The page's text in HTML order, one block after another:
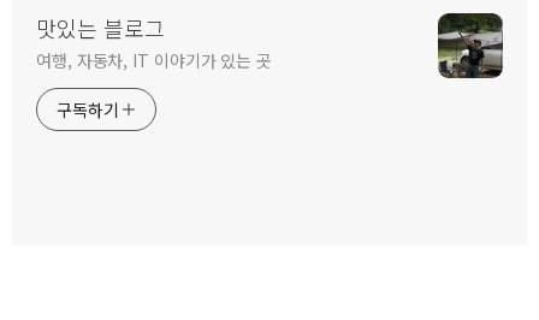
맛있는 블로그
여행, 자동차, IT 이야기가 있는 곳
구독하기